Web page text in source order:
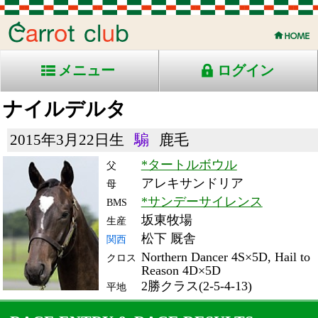
メニュー ログイン
ナイルデルタ
2015年3月22日生 騸 鹿毛
*タートルボウル
アレキサンドリア
BMS *サンデーサイレンス
生産
松下 厩舎
Northern Dancer 4S×5D, Hail to
平地 2勝クラス(2-5-4-13)
RACE ENTRY & RACE RESULTS
出走日/天候
コース/馬場状態
レース名
頭
人 着
騎手
斤量
体重
タイム
(着差)
上り
備考
20/9/20 (日) 晴
中京12R ダ1800良
2
15
5
4
坂井
57
1:52.4
(1.1)